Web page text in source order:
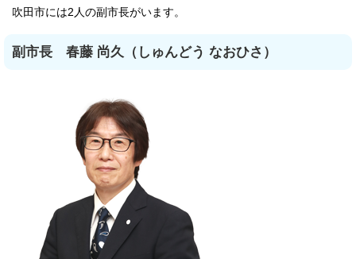
吹田市には2人の副市長がいます。
副市長 春藤 尚久（しゅんどう なおひさ）